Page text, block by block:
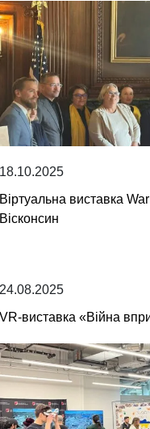
18.10.2025
Віртуальна виставка
Вісконсин
24.08.2025
VR-виставка «Війна